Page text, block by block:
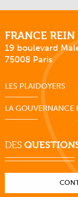
FRANCE REIN
19 boulevard
75008 Paris
LES PLAIDOYERS
LA GOUVERNANCE
DES